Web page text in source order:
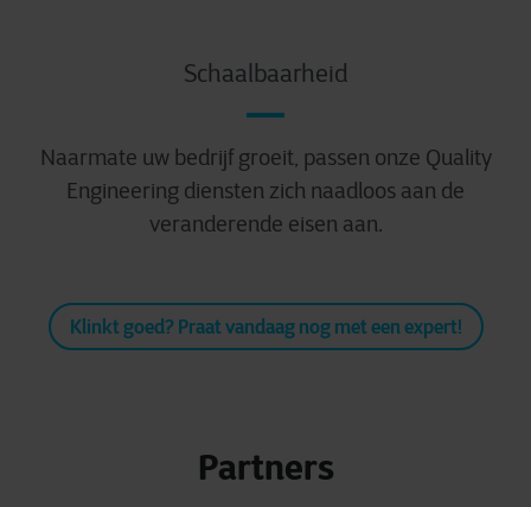
Schaalbaarheid
Naarmate uw bedrijf groeit, passen onze Quality
Engineering diensten zich naadloos aan de
veranderende eisen aan.
Klinkt goed? Praat vandaag nog met een expert!
Partners